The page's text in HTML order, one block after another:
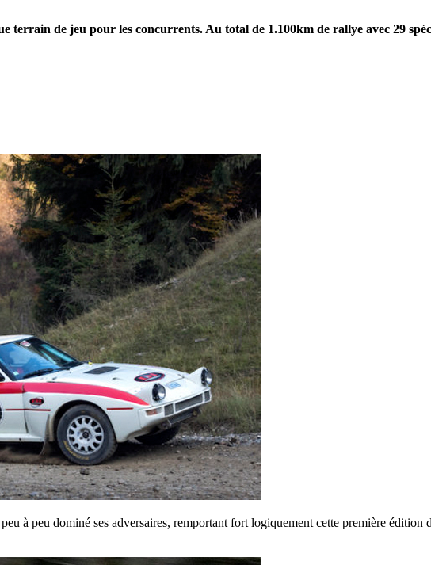
de jeu pour les concurrents. Au total de 1.100km de rallye avec 29
à peu dominé ses adversaires, remportant fort logiquement cette première